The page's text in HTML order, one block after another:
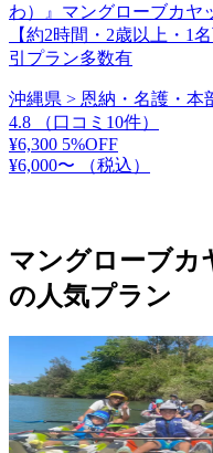
わ）』マングローブカヤ
【約2時間・2歳以上・1
引プラン多数有
沖縄県 > 恩納・名護・本
4.8
（口コミ10件）
¥6,300 5%OFF
¥6,000〜
（税込）
マングローブカ
の人気プラン